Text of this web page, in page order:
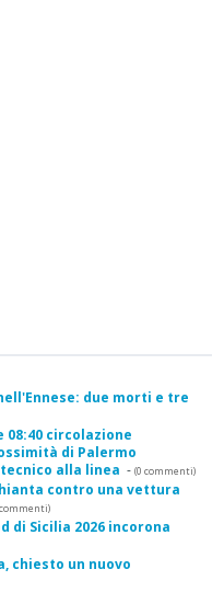
due morti e tre
08:40 circolazione
di Palermo
alla linea - (0 commenti)
contro una vettura
di Sicilia 2026 incorona
chiesto un nuovo